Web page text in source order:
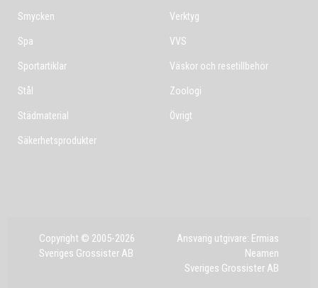
Smycken
Spa
Sportartiklar
Stål
Städmaterial
Säkerhetsprodukter
Verktyg
VVS
Väskor och resetillbehör
Zoologi
Övrigt
Copyright © 2005-2026
Sveriges Grossister AB
Ansvarig utgivare: Ermias
Neamen
Sveriges Grossister AB